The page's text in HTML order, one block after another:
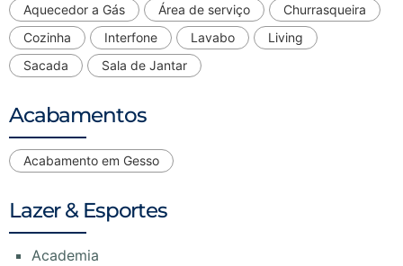
Aquecedor a Gás Área de serviço
Churrasqueira
Cozinha
Interfone Lavabo
Living
Sacada
Sala de Jantar
Acabamentos
Acabamento em Gesso
Lazer & Esportes
Academia